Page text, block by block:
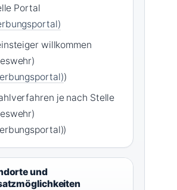
Portal
willkommen
)
je nach Stelle
und